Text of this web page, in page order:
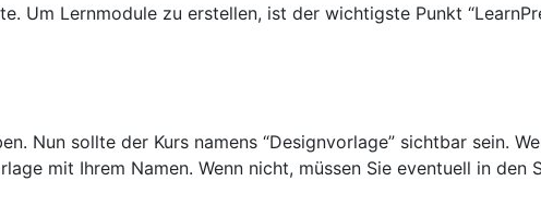
Um Lernmodule zu erstellen, ist der wichtigste Punkt
Nun sollte der Kurs namens “Designvorlage” sichtbar sein.
mit Ihrem Namen. Wenn nicht, müssen Sie eventuell in den